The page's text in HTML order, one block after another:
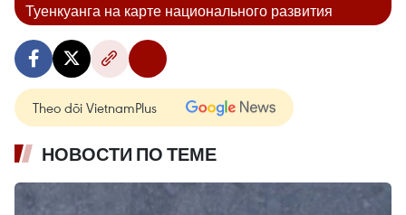
Туенкуанга на карте национального развития
Theo dõi VietnamPlus
НОВОСТИ ПО ТЕМЕ